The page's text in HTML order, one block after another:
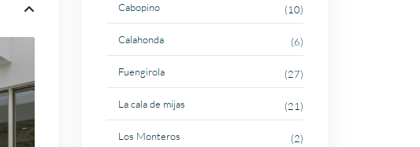
Cabopino (10)
Calahonda (6)
Fuengirola (27)
La cala de mijas (21)
Los Monteros (2)